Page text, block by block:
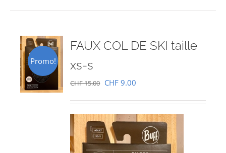
Promo!
FAUX COL DE SKI taille
xs-s
CHF15.00 Le
initial
était :
CHF 15.00.
CHF 9.00
actuel
est :
CHF 9.00.